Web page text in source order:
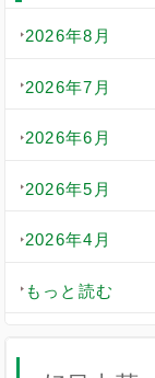
2026年8月
2026年7月
2026年6月
2026年5月
2026年4月
もっと読む